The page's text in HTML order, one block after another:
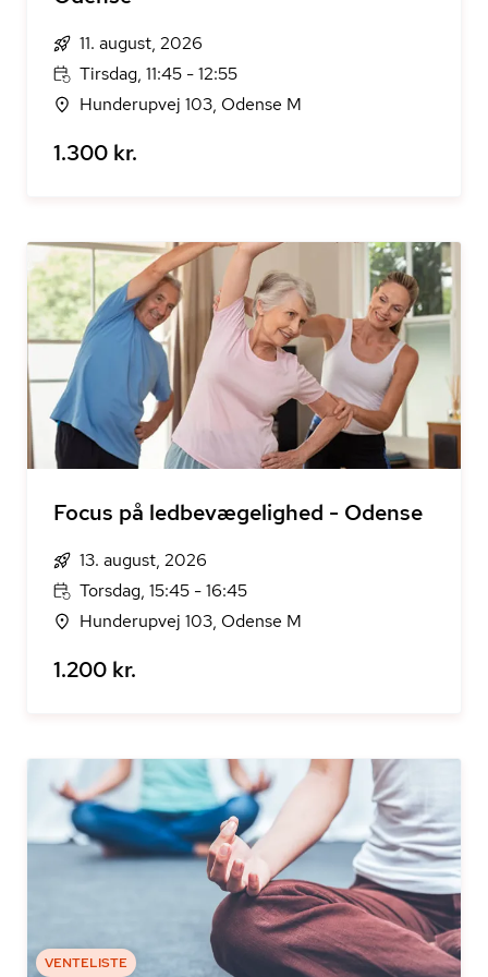
11. august, 2026
Tirsdag, 11:45 - 12:55
Hunderupvej 103, Odense M
1.300 kr.
Focus på ledbevægelighed - Odense
13. august, 2026
Torsdag, 15:45 - 16:45
Hunderupvej 103, Odense M
1.200 kr.
VENTELISTE